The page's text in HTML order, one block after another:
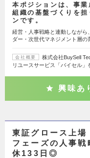
本ポジションは、事業
組織の基盤づくりを
ンです。
経営・人事戦略と連動しながら
ダー・次世代マネジメント層の
会社概要
株式会社BuySell
リユースサービス「バイセル」
興味あ
東証グロース上場
フェーズの人事
休133日◎